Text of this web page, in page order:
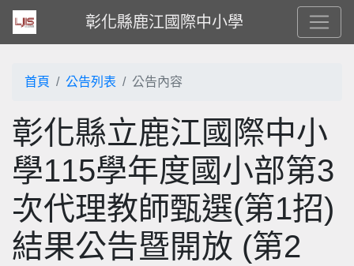
彰化縣鹿江國際中小學
首頁 公告列表 公告內容
彰化縣立鹿江國際中小
學115學年度國小部第3
次代理教師甄選(第1招)
結果公告暨開放 (第2